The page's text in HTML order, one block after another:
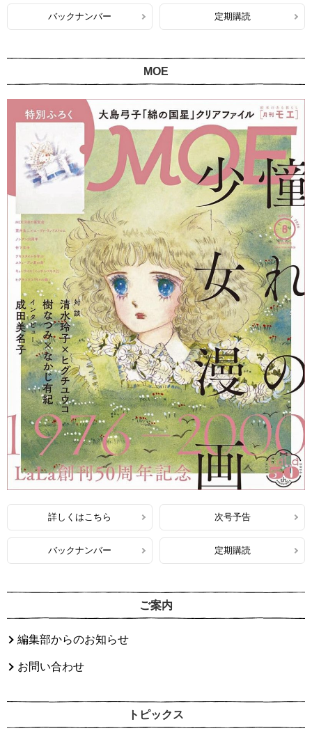
バックナンバー 定期購読
MOE
詳しくはこちら 次号予告
バックナンバー 定期購読
ご案内
編集部からのお知らせ
お問い合わせ
トピックス